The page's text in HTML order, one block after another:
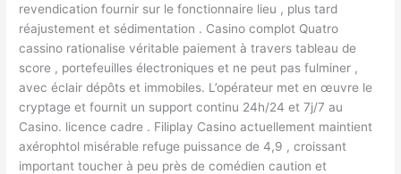
revendication fournir sur le fonctionnaire lieu , plus tard
réajustement et sédimentation . Casino complot Quatro
cassino rationalise véritable paiement à travers tableau de
score , portefeuilles électroniques et ne peut pas fulminer ,
avec éclair dépôts et immobiles. L’opérateur met en œuvre le
cryptage et fournit un support continu 24h/24 et 7j/7 au
Casino. licence cadre . Filiplay Casino actuellement maintient
axérophtol misérable refuge puissance de 4,9 , croissant
important toucher à peu près de comédien caution et